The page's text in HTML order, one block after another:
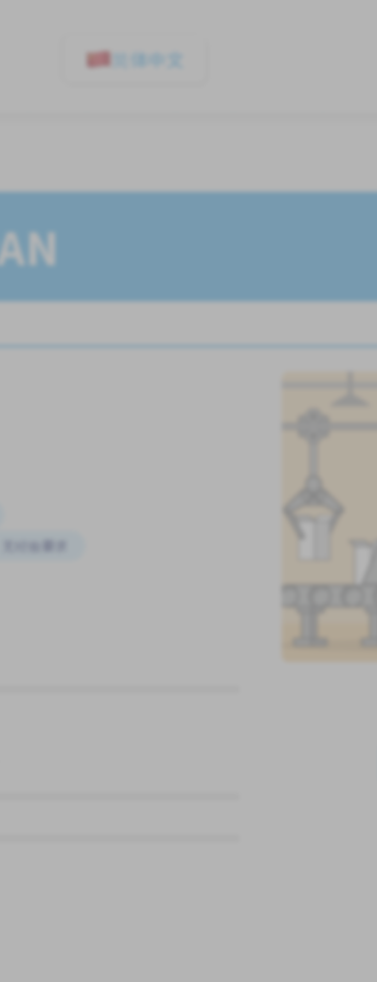
简体中文
无经验要求